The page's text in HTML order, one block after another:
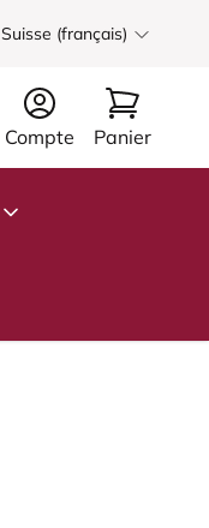
Suisse (français)
Compte Panier